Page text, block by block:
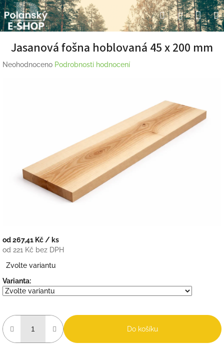
Přejít
na
obsah
HledatPřihlášení
Jasanová fošna hoblovaná 45 x 200 mm
Průměrné
Neohodnoceno Podrobnosti hodnocení
od267,41 Kč / ks
od 221 Kč bez DPH
cena:
Zvolte variantu
Varianta:
Do košíku